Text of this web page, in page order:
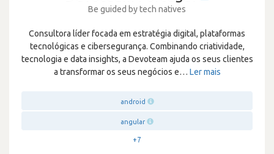
Be guided by tech natives
Consultora líder focada em estratégia digital, plataformas
tecnológicas e cibersegurança. Combinando criatividade,
tecnologia e data insights, a Devoteam ajuda os seus clientes
a transformar os seus negócios e… Ler mais
android
angular
+7